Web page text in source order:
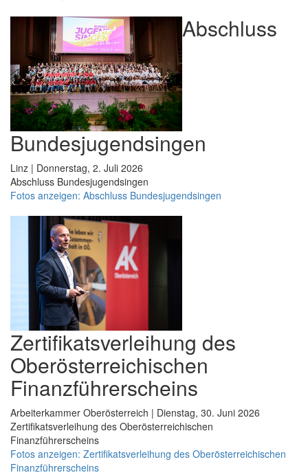
Abschluss
Bundesjugendsingen
Linz | Donnerstag, 2. Juli 2026
Abschluss Bundesjugendsingen
Fotos anzeigen: Abschluss Bundesjugendsingen
Zertifikatsverleihung des
Oberösterreichischen
Finanzführerscheins
Arbeiterkammer Oberösterreich | Dienstag, 30. Juni 2026
Zertifikatsverleihung des Oberösterreichischen
Finanzführerscheins
Fotos anzeigen: Zertifikatsverleihung des Oberösterreichischen
Finanzführerscheins